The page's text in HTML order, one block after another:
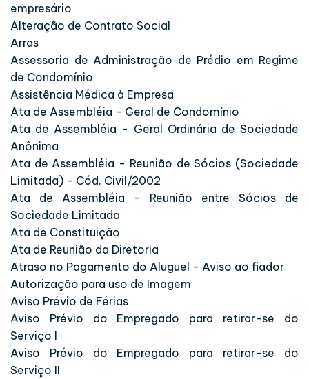
empresário
Alteração de Contrato Social
Arras
Assessoria de Administração de Prédio em Regime
de Condomínio
Assistência Médica à Empresa
Ata de Assembléia - Geral de Condomínio
Ata de Assembléia - Geral Ordinária de Sociedade
Anônima
Ata de Assembléia - Reunião de Sócios (Sociedade
Limitada) - Cód. Civil/2002
Ata de Assembléia - Reunião entre Sócios de
Sociedade Limitada
Ata de Constituição
Ata de Reunião da Diretoria
Atraso no Pagamento do Aluguel - Aviso ao fiador
Autorização para uso de Imagem
Aviso Prévio de Férias
Aviso Prévio do Empregado para retirar-se do
Serviço I
Aviso Prévio do Empregado para retirar-se do
Serviço II